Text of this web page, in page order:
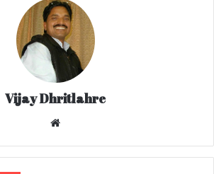
Vijay Dhritlahre
te